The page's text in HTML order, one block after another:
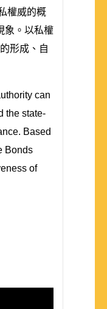
權威的概
象。以私權
形成、自
can
the state-
Based
Bonds
of